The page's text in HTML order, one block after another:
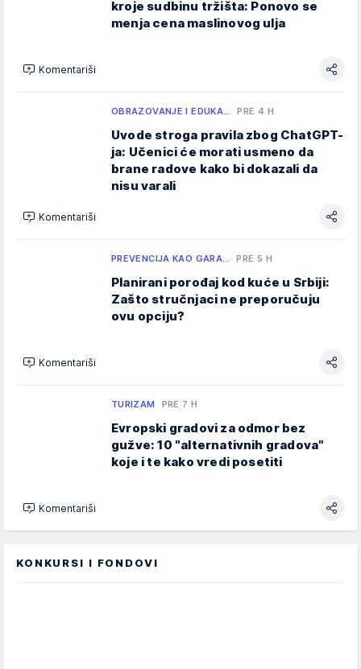
kroje sudbinu tržišta: Ponovo se
menja cena maslinovog ulja
Komentariši
OBRAZOVANJE I EDUKA… PRE 4 H
Uvode stroga pravila zbog ChatGPT-
ja: Učenici će morati usmeno da
brane radove kako bi dokazali da
nisu varali
Komentariši
PREVENCIJA KAO GARA… PRE 5 H
Planirani porođaj kod kuće u Srbiji:
Zašto stručnjaci ne preporučuju
ovu opciju?
Komentariši
TURIZAM PRE 7 H
Evropski gradovi za odmor bez
gužve: 10 "alternativnih gradova"
koje i te kako vredi posetiti
Komentariši
KONKURSI I FONDOVI